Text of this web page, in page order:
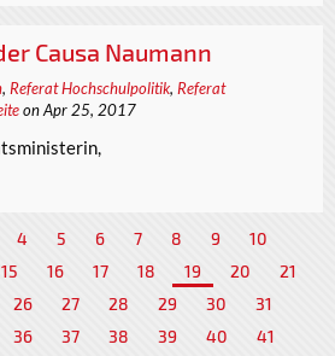
Causa Naumann
, Referat Hochschulpolitik, Referat
on Apr 25, 2017
4 5 6 7 8 9
10
15 16 17 18 19 20
21
26 27 28 29 30
31
36 37 38 39 40
41